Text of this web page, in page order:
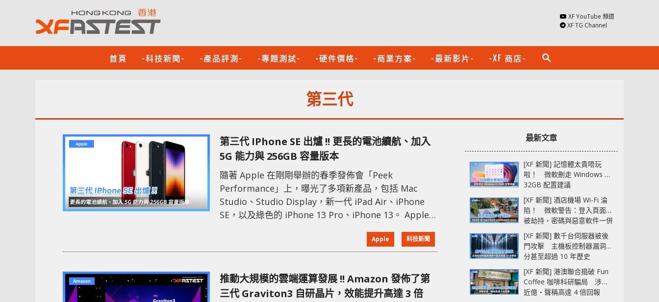
XF YouTube 頻道
XF TG Channel
首頁 -科技新聞- -產品評測- -專題測試- -硬件價格- -商業方案- -最新影片- -XF 商店- search
第三代
第三代 IPhone SE 出爐 !! 更長的電池續航、加入
5G 能力與 256GB 容量版本
隨著 Apple 在剛剛舉辦的春季發佈會「Peek
Performance」上，曝光了多項新產品，包括 Mac
Studio、Studio Display，新一代 iPad Air、iPhone
SE，以及綠色的 iPhone 13 Pro、iPhone 13。 Apple
產品線中刪除，故新一代 SE3 將會是其最便宜的手機型
號。新款 iPhone SE 由舊代的 A13 晶片更新為 A15、並
Apple 科技新聞
推動大規模的雲端運算發展 !! Amazon 發佈了第
三代 Graviton3 自研晶片，效能提升高達 3 倍
最新文章
[XF 新聞] 記憶體太貴唔玩
啦！ 微軟刪走 Windows 11
32GB 配置建議
[XF 新聞] 酒店機場 Wi-Fi 淪
陷！ 微軟警告：登入頁面可
被劫持，密碼與惡意軟件一併
中招
[XF 新聞] 數千台伺服器被後
門攻擊 主機板控制器漏洞部
分甚至超過 10 年歷史
[XF 新聞] 港澳聯合搗破 Fun
Coffee 咖啡科研騙局 涉款
近億‧聲稱高達 4 倍回報